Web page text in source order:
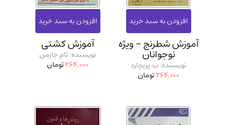
آموزش شطرنج - ویژه
نوجوانان
نویسنده: ب.پریچارد
264,000تومان
آموزش کشتی
نویسنده: تام جارمن
264,000تومان